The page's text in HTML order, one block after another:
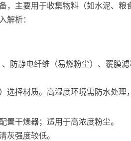
，主要用于收集物料（如水泥、粮
解析：
防静电纤维（易燃粉尘）、覆膜
选择材质。高湿度环境需防水处理
置干燥器；适用于高浓度粉尘。
灰强度较低。